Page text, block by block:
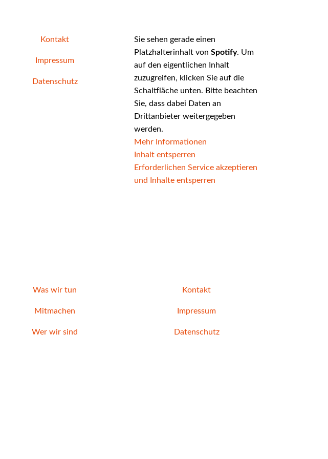
Kontakt
Impressum
Datenschutz
Sie sehen gerade einen
Platzhalterinhalt von Spotify. Um
auf den eigentlichen Inhalt
zuzugreifen, klicken Sie auf die
Schaltfläche unten. Bitte beachten
Sie, dass dabei Daten an
Drittanbieter weitergegeben
werden.
Mehr Informationen
Inhalt entsperren
Erforderlichen Service akzeptieren
und Inhalte entsperren
Was wir tun
Mitmachen
Wer wir sind
Kontakt
Impressum
Datenschutz